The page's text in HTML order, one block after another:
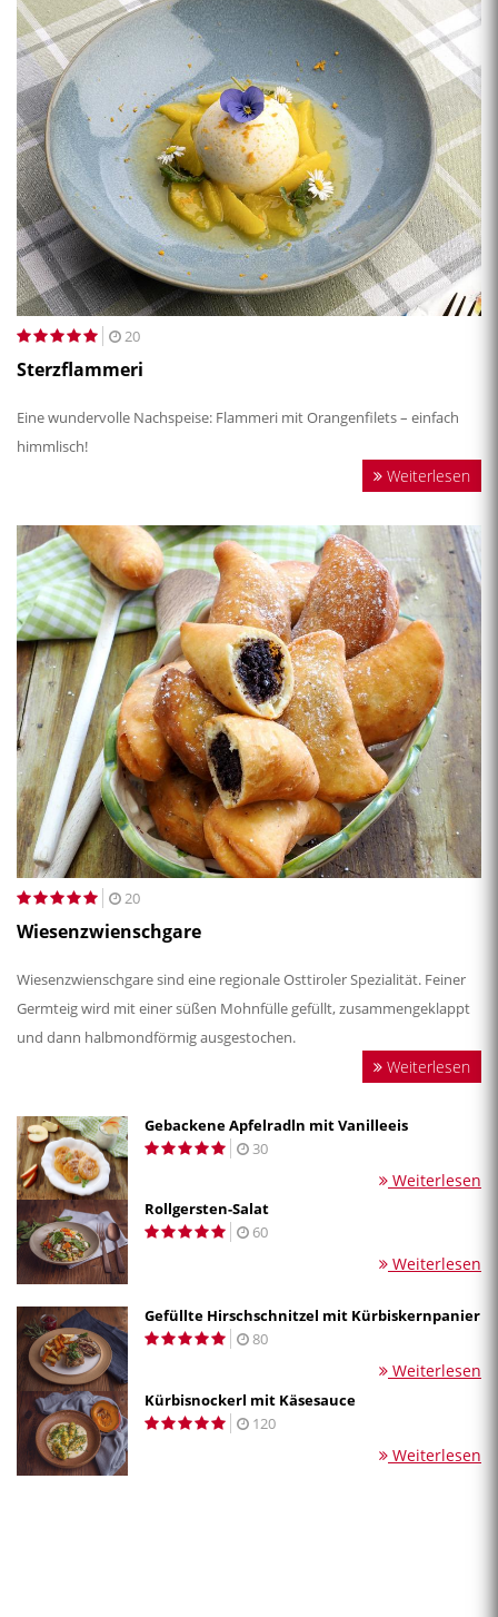
20
Sterzflammeri
Eine wundervolle Nachspeise: Flammeri mit Orangenfilets – einfach
himmlisch!
Weiterlesen
20
Wiesenzwienschgare
Wiesenzwienschgare sind eine regionale Osttiroler Spezialität. Feiner
Germteig wird mit einer süßen Mohnfülle gefüllt, zusammengeklappt
und dann halbmondförmig ausgestochen.
Weiterlesen
Gebackene Apfelradln mit Vanilleeis
30
Weiterlesen
Rollgersten-Salat
60
Weiterlesen
Gefüllte Hirschschnitzel mit Kürbiskernpanier
80
Weiterlesen
Kürbisnockerl mit Käsesauce
120
Weiterlesen